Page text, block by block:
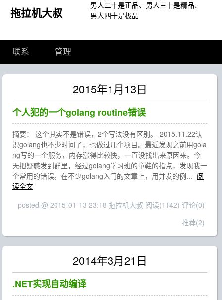
拖拉机大叔
男人二十是正品、男人三十是精品、
男人四十是极品
联系 管理
2015年1月13日
个人犯的一个golang routine错误
摘要： 这个其实不是错误，2个写法没有区别。-2015.11.22认
识golang也不少时间了，也做过几个项目。最近发现之前用gola
ng写的一个服务，内存涨得比较快，一直没找出来原因来。今
天把疑惑发到群里，经过golang学习班的童鞋的指点，发现我一
个常用的错误。在不少golang入门的文章上，用并发的例... 阅
读全文
posted @ 2015-01-13 23:18 拖拉机大叔 阅读(1142) 评论(0)
推荐(2)
2014年3月21日
.NET实现自动编译